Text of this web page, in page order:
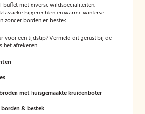
buffet met diverse wildspecialiteiten,
bijgerechten en warme winterse
zonder borden en bestek!
voor een tijdstip? Vermeld dit gerust bij de
het afrekenen.
met huisgemaakte kruidenboter
& bestek